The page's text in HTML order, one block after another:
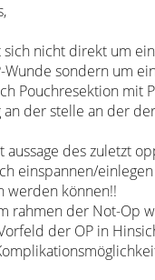
sich nicht direkt um
Wunde sondern um
Pouchresektion mit
der stelle an der
aussage des zuletzt
einspannen/
werden können!!
rahmen der Not-Op
der OP in